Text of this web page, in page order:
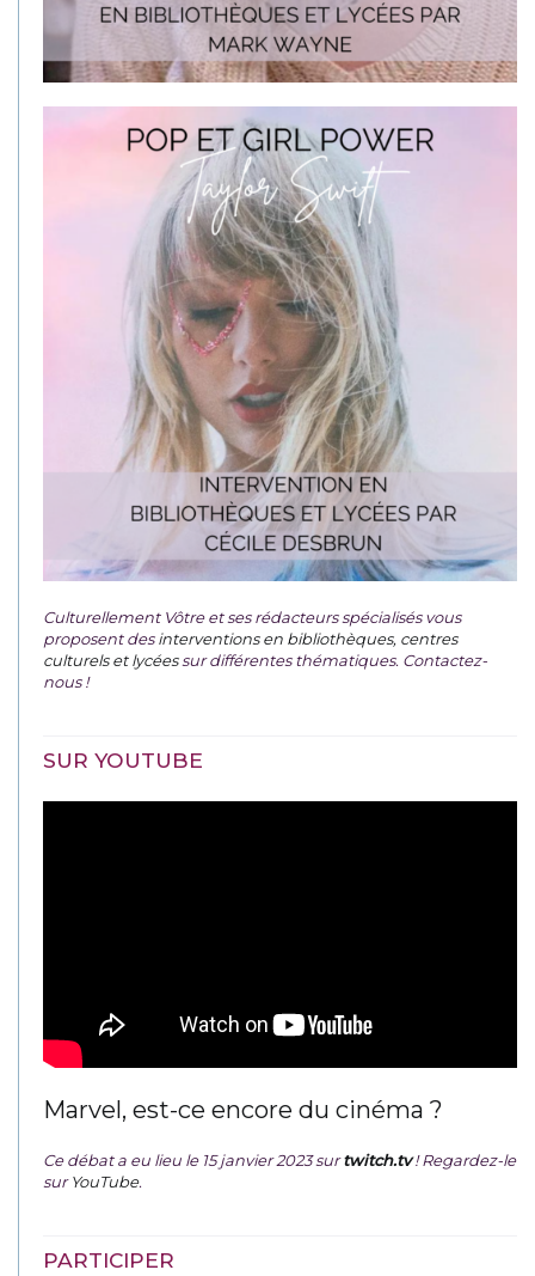
Culturellement Vôtre et ses rédacteurs spécialisés vous
proposent desinterventions en bibliothèques, centres
culturels et lycéessur différentes thématiques. Contactez-
nous !
SUR YOUTUBE
Marvel, est-ce encore du cinéma ?
Ce débat a eu lieu le 15 janvier 2023 surtwitch.tv ! Regardez-le
surYouTube.
PARTICIPER